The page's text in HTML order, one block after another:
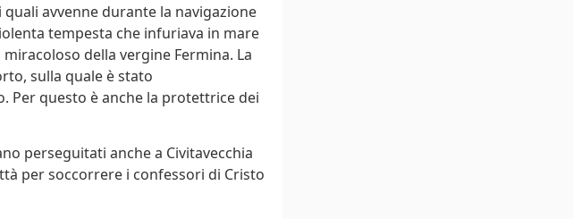
avvenne durante la navigazione
tempesta che infuriava in mare
della vergine Fermina. La
sulla quale è stato
Per questo è anche la protettrice dei
perseguitati anche a Civitavecchia
per soccorrere i confessori di Cristo